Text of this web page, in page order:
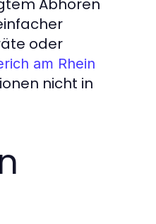
Abhören
oder
am Rhein
nicht in